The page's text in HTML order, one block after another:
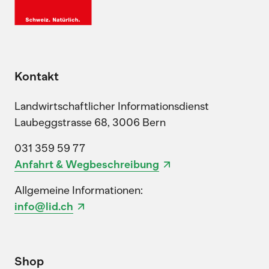
Kontakt
Landwirtschaftlicher Informationsdienst
Laubeggstrasse 68, 3006 Bern
031 359 59 77
Anfahrt & Wegbeschreibung
Allgemeine Informationen:
info@lid.ch
Shop